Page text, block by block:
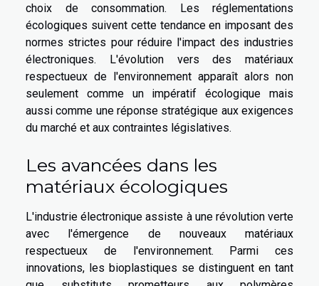
choix de consommation. Les réglementations
écologiques suivent cette tendance en imposant des
normes strictes pour réduire l'impact des industries
électroniques. L'évolution vers des matériaux
respectueux de l'environnement apparaît alors non
seulement comme un impératif écologique mais
aussi comme une réponse stratégique aux exigences
du marché et aux contraintes législatives.
Les avancées dans les
matériaux écologiques
L'industrie électronique assiste à une révolution verte
avec l'émergence de nouveaux matériaux
respectueux de l'environnement. Parmi ces
innovations, les bioplastiques se distinguent en tant